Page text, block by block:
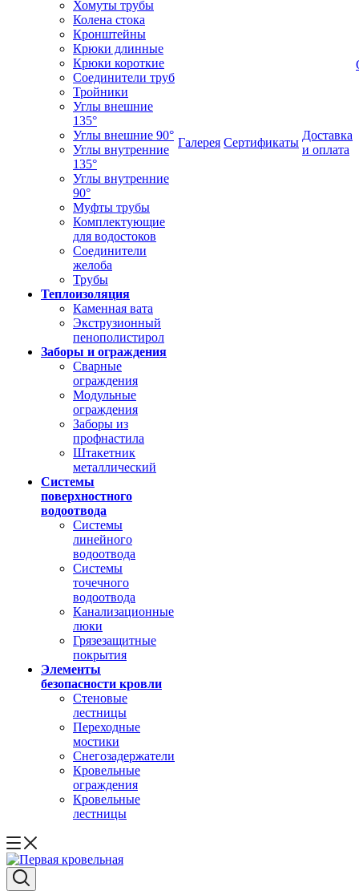
Хомуты трубы
Колена стока
Кронштейны
Крюки длинные
Крюки короткие
Соединители труб
Тройники
Углы внешние
135°
Углы внешние 90°
Углы внутренние
135°
Углы внутренние
90°
Муфты трубы
Комплектующие
для водостоков
Соединители
желоба
Трубы
Теплоизоляция
Каменная вата
Экструзионный
пенополистирол
Заборы и ограждения
Сварные
ограждения
Модульные
ограждения
Заборы из
профнастила
Штакетник
металлический
Системы
поверхностного
водоотвода
Системы
линейного
водоотвода
Системы
точечного
водоотвода
Канализационные
люки
Грязезащитные
покрытия
Элементы
безопасности кровли
Стеновые
лестницы
Переходные
мостики
Снегозадержатели
Кровельные
ограждения
Кровельные
лестницы
Галерея Сертификаты
Доставка
и оплата